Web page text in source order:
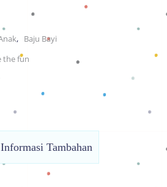
, Baju Bayi
the fun
Informasi Tambahan